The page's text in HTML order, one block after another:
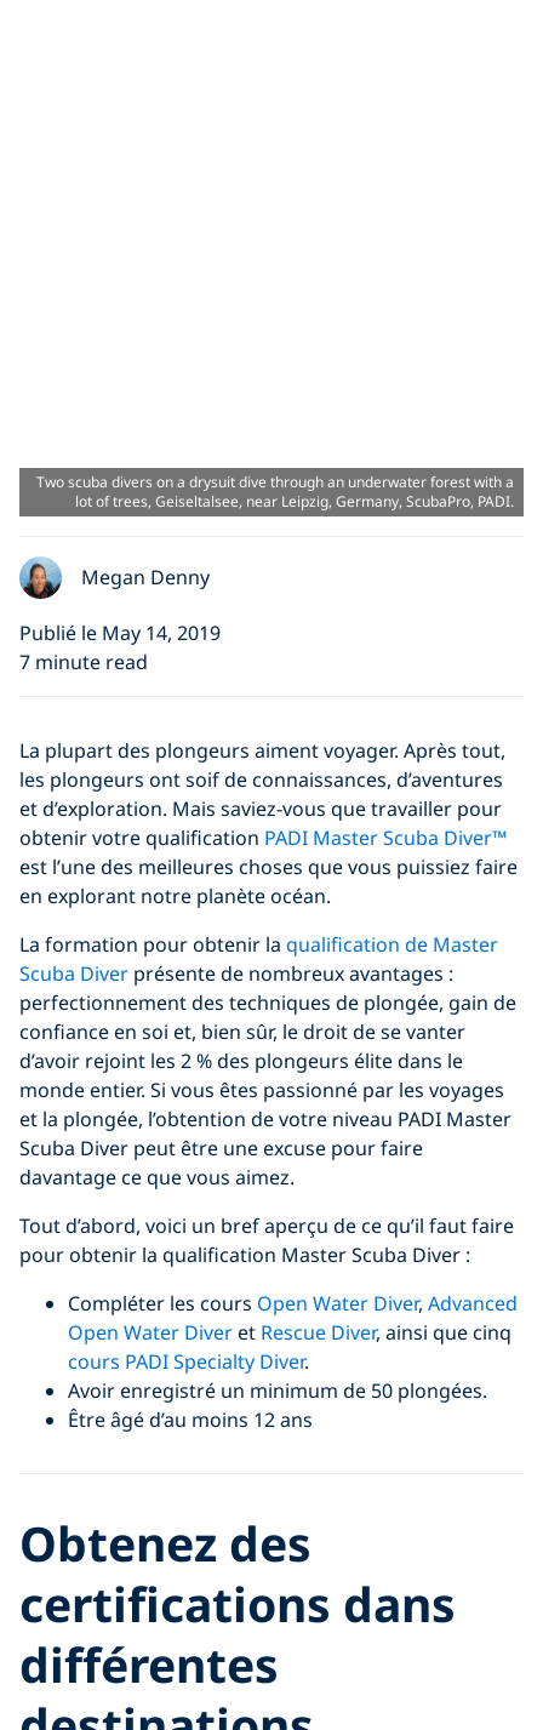
Two scuba divers on a drysuit dive through an underwater forest with a
lot of trees, Geiseltalsee, near Leipzig, Germany, ScubaPro, PADI.
Megan Denny
Publié le May 14, 2019
7 minute read
La plupart des plongeurs aiment voyager. Après tout,
les plongeurs ont soif de connaissances, d’aventures
et d’exploration. Mais saviez-vous que travailler pour
obtenir votre qualification PADI Master Scuba Diver™
est l’une des meilleures choses que vous puissiez faire
en explorant notre planète océan.
La formation pour obtenir la qualification de Master
Scuba Diver présente de nombreux avantages :
perfectionnement des techniques de plongée, gain de
confiance en soi et, bien sûr, le droit de se vanter
d’avoir rejoint les 2 % des plongeurs élite dans le
monde entier. Si vous êtes passionné par les voyages
et la plongée, l’obtention de votre niveau PADI Master
Scuba Diver peut être une excuse pour faire
davantage ce que vous aimez.
Tout d’abord, voici un bref aperçu de ce qu’il faut faire
pour obtenir la qualification Master Scuba Diver :
Compléter les cours Open Water Diver, Advanced
Open Water Diveret Rescue Diver, ainsi que cinq
cours PADI Specialty Diver.
Avoir enregistré un minimum de 50 plongées.
Être âgé d’au moins 12 ans
Obtenez des
certifications dans
différentes